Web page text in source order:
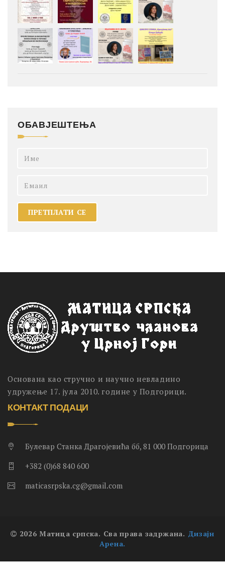
ОБАВЈЕШТЕЊА
Основана као стручно и научно невладино
удружење 17. јула 2010. године у Подгорици.
КОНТАКТ ПОДАЦИ
Булевар Станка Драгојевића бб, 81 000 Подгорица
+382 (0)68 840 600
maticasrpska.cg@gmail.com
2026 Матица српска. Сва права задржана. Дизајн
Арена.